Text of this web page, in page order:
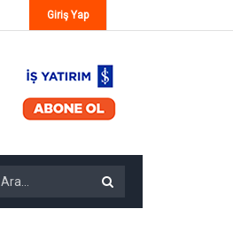
Giriş Yap